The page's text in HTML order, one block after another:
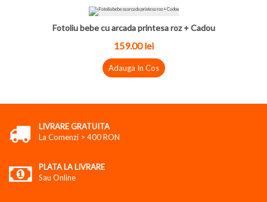
Fotoliu bebe cu arcada printesa roz + Cadou
159.00 lei
Adauga In Cos
LIVRARE GRATUITA
La Comenzi > 400 RON
PLATA LA LIVRARE
Sau Online